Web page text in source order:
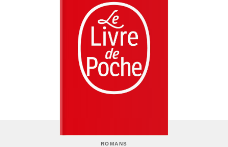
ROMANS